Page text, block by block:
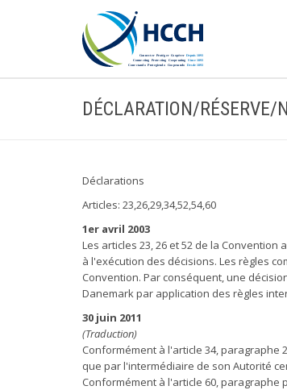
DÉCLARATION/RÉSERVE/
Déclarations
Articles: 23,26,29,34,52,54,60
1er avril 2003
Les articles 23, 26 et 52 de la
à l'exécution des décisions. Les règles
Convention. Par conséquent, une
Danemark par application des règles
30 juin 2011
(Traduction)
Conformément à l'article 34, paragraphe
que par l'intermédiaire de son Autorité
Conformément à l'article 60, paragraphe